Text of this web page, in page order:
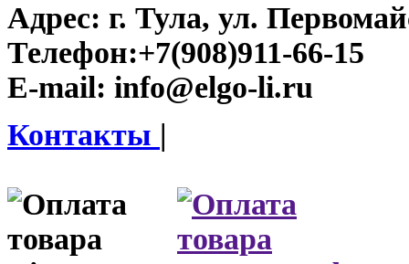
Адрес: г. Тула, ул.
Телефон:+7(908)911-66-15
E-mail: info@elgo-li.ru
Контакты |